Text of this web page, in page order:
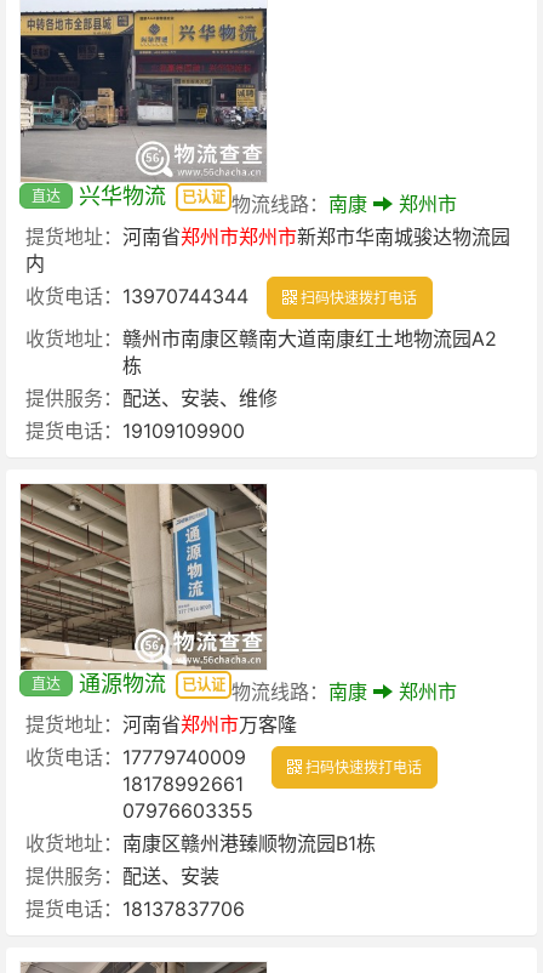
直达 兴华物流 已认证 物流线路： 南康
郑州市
提货地址： 河南省郑州市郑州市新郑市华南城骏达物流园
内
收货电话： 13970744344 扫码快速拨打电话
收货地址： 赣州市南康区赣南大道南康红土地物流园A2
栋
提供服务： 配送、安装、维修
提货电话： 19109109900
直达 通源物流 已认证 物流线路： 南康
郑州市
提货地址： 河南省郑州市万客隆
收货电话： 17779740009
18178992661
07976603355
扫码快速拨打电话
收货地址： 南康区赣州港臻顺物流园B1栋
提供服务： 配送、安装
提货电话： 18137837706